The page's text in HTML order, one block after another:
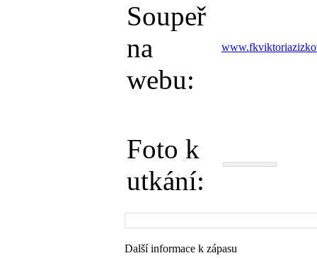
Soupeř
na
webu:
Foto k
utkání:
Další informace k zápasu